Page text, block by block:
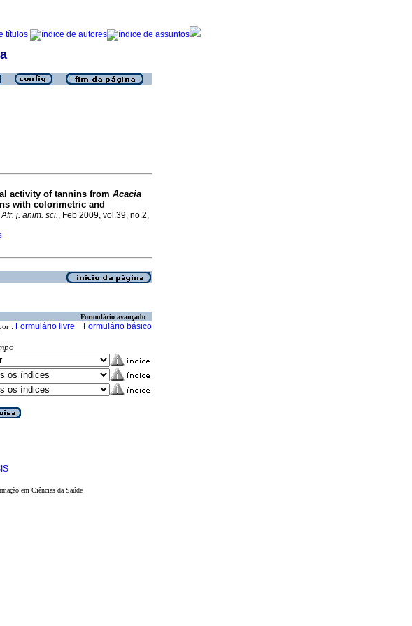
activity of tannins from Acacia
with colorimetric and
Afr. j. anim. sci., Feb 2009, vol.39, no.2,
Formulário avançado
: Formulário livre Formulário básico
em Ciências da Saúde